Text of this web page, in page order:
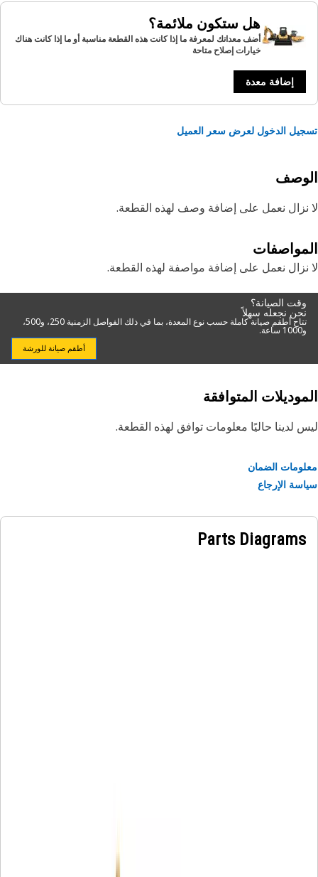
هل ستكون ملائمة؟
أضف معداتك لمعرفة ما إذا كانت هذه القطعة مناسبة أو ما إذا كانت هناك
خيارات إصلاح متاحة
إضافة معدة
الدخول لعرض سعر العميل
نزال نعمل على إضافة وصف لهذه القطعة.
نعمل على إضافة مواصفة لهذه القطعة.
وقت الصيانة؟
نحن نجعله سهلاً
تتاح أطقم صيانة كاملة حسب نوع المعدة، بما في ذلك الفواصل الزمنية 250، و500،
أطقم صيانة للورشة
المتوافقة
لدينا حاليًا معلومات توافق لهذه القطعة.
الضمان
الإرجاع
Parts Diagrams